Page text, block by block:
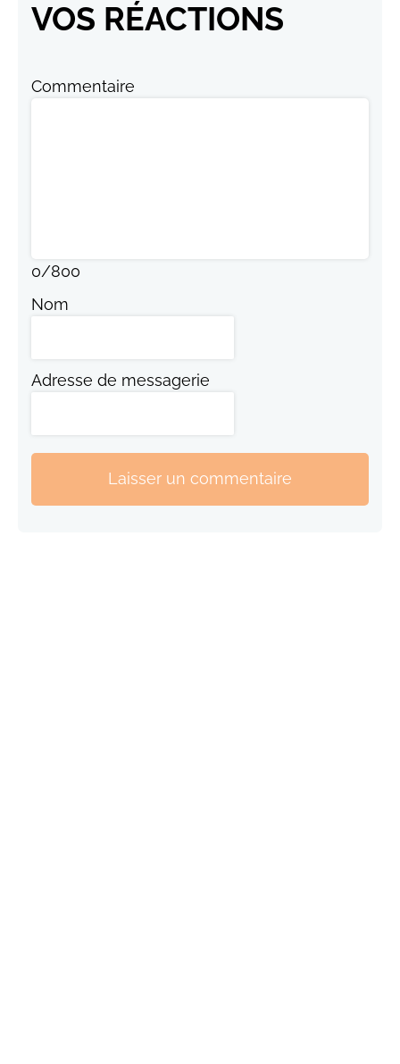
VOS RÉACTIONS
Commentaire
0/800
Nom
Adresse de messagerie
Laisser un commentaire